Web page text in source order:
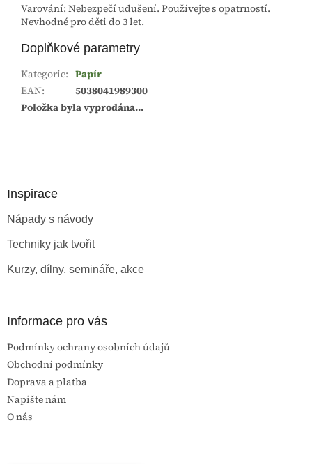
Varování: Nebezpečí udušení. Používejte s opatrností.
Nevhodné pro děti do 3 let.
Doplňkové parametry
Kategorie: Papír
EAN:
5038041989300
Položka byla vyprodána…
Inspirace
Nápady s návody
Techniky jak tvořit
Kurzy, dílny, semináře, akce
Informace pro vás
Podmínky ochrany osobních údajů
Obchodní podmínky
Doprava a platba
Napište nám
O nás